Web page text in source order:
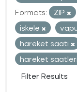
Formats:
ZIP
iskele
hareket saati
hareket saatleri
Filter Results